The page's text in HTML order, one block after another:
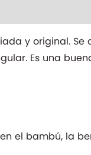
y original.
Es una
el bambú, la